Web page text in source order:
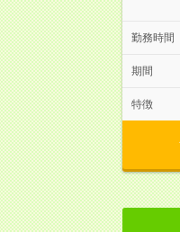
勤務時間
期間
特徴